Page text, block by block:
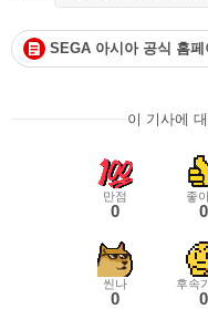
SEGA 아시아 공식 홈페
이 기사에
만점
0
좋
0
씬나
0
후속
0